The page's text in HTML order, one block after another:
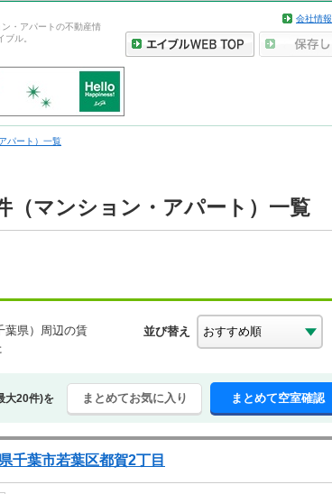
・アパートの不動産情
ル。
会社情報
パート）一覧
（マンション・アパート）一覧
葉県）周辺の賃
並び替え
大20件)を まとめてお気に入り まとめて空室確認
千葉市若葉区都賀2丁目